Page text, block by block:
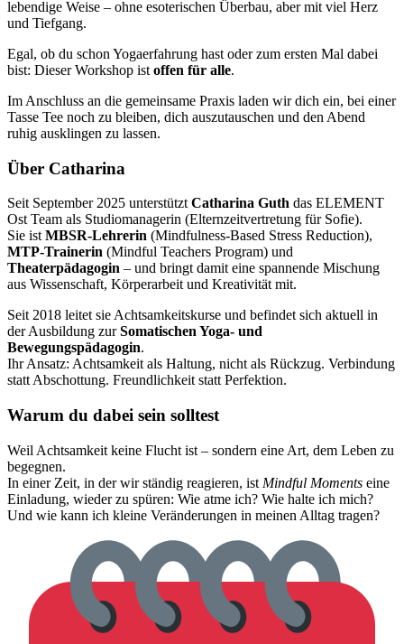
lebendige Weise – ohne esoterischen Überbau, aber mit viel Herz
und Tiefgang.
Egal, ob du schon Yogaerfahrung hast oder zum ersten Mal dabei
bist: Dieser Workshop ist offen für alle.
Im Anschluss an die gemeinsame Praxis laden wir dich ein, bei einer
Tasse Tee noch zu bleiben, dich auszutauschen und den Abend
ruhig ausklingen zu lassen.
Über Catharina
Seit September 2025 unterstützt Catharina Guth das ELEMENT
Ost Team als Studiomanagerin (Elternzeitvertretung für Sofie).
Sie ist MBSR-Lehrerin (Mindfulness-Based Stress Reduction),
MTP-Trainerin (Mindful Teachers Program) und
Theaterpädagogin – und bringt damit eine spannende Mischung
aus Wissenschaft, Körperarbeit und Kreativität mit.
Seit 2018 leitet sie Achtsamkeitskurse und befindet sich aktuell in
der Ausbildung zurSomatischen Yoga- und
Bewegungspädagogin.
Ihr Ansatz: Achtsamkeit als Haltung, nicht als Rückzug. Verbindung
statt Abschottung. Freundlichkeit statt Perfektion.
Warum du dabei sein solltest
Weil Achtsamkeit keine Flucht ist – sondern eine Art, dem Leben zu
begegnen.
In einer Zeit, in der wir ständig reagieren, ist Mindful Moments eine
Einladung, wieder zu spüren: Wie atme ich? Wie halte ich mich?
Und wie kann ich kleine Veränderungen in meinen Alltag tragen?